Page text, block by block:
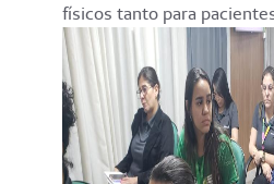
físicos tanto para